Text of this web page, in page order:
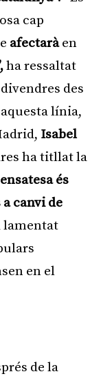
cap
afectaràen
ha ressaltat
des
línia,
Isabel
ha titllat la
és
canvi de
lamentat
en el
de la